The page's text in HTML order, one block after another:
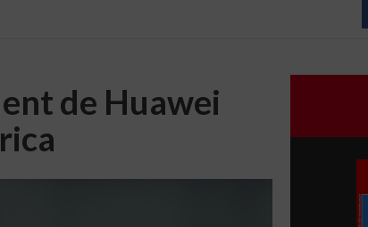
de Huawei